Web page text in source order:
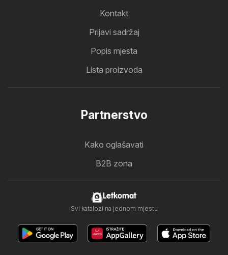
Kontakt
Prijavi sadržaj
Popis mjesta
Lista proizvoda
Partnerstvo
Kako oglašavati
B2B zona
Letkomat
Svi katalozi na jednom mjestu